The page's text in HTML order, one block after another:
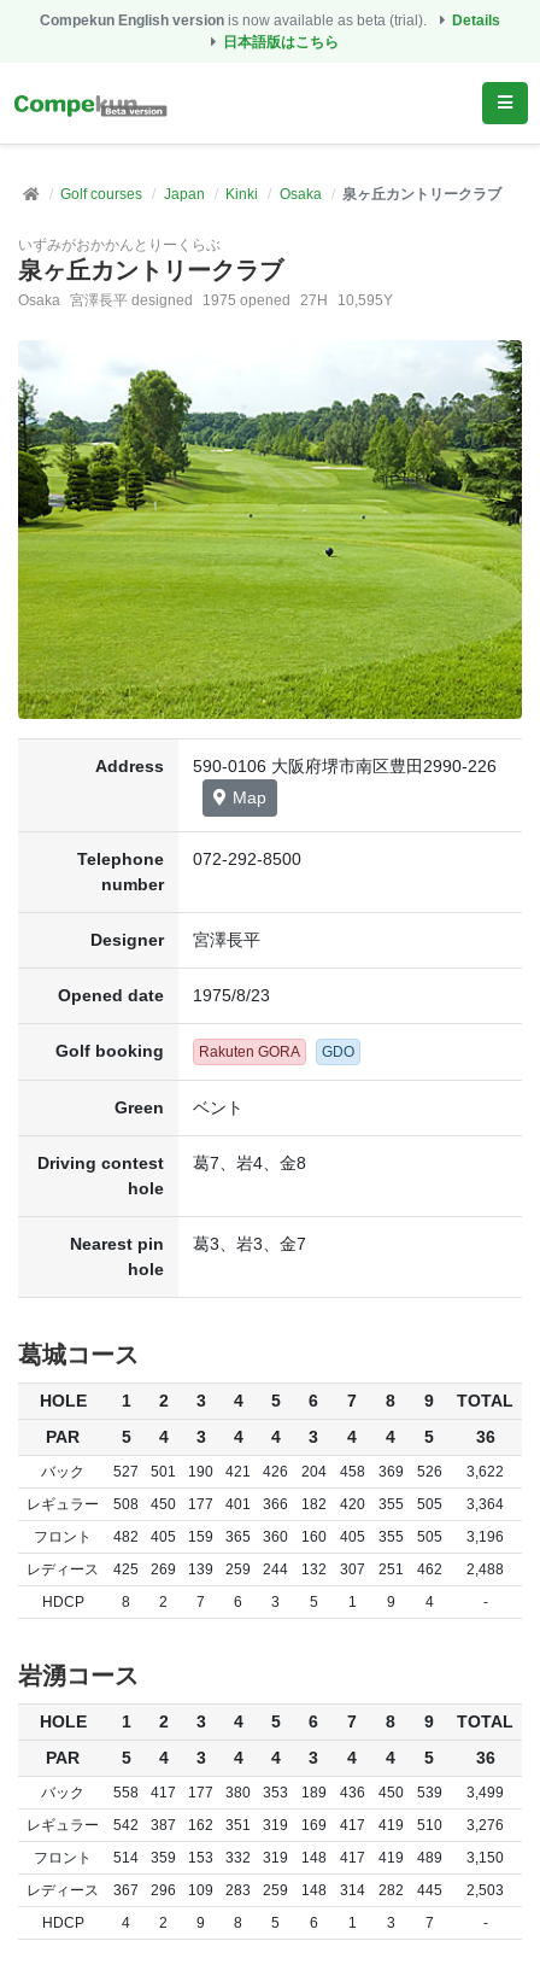
Compekun English version is now available as beta (trial).
Details
日本語版はこちら
Golf courses Japan Kinki Osaka 泉ヶ丘カントリークラブ
いずみがおかかんとりーくらぶ
泉ヶ丘カントリークラブ
Osaka 宮澤長平 designed 1975 opened 27H 10,595Y
Address
590-0106 大阪府堺市南区豊田2990-226
Map
Telephone
number
072-292-8500
Designer 宮澤長平
Opened date 1975/8/23
Golf booking Rakuten GORA GDO
Green ベント
Driving contest
hole
葛7、岩4、金8
Nearest pin
hole
葛3、岩3、金7
葛城コース
HOLE 1 2 3 4 5 6 7 8 9
TOTAL
PAR
5 4 3 4 4 3 4 4 5 36
バック 527 501 190 421 426 204 458 369 526
3,622
レギュラー
508 450 177 401 366 182 420 355 505
3,364
フロント
482 405 159 365 360 160 405 355 505
3,196
レディース
425 269 139 259 244 132 307 251 462
2,488
HDCP
8 2 7 6 3 5 1 9 4 -
岩湧コース
HOLE 1 2 3 4 5 6 7 8 9
TOTAL
PAR
5 4 3 4 4 3 4 4 5 36
バック 558 417 177 380 353 189 436 450 539
3,499
レギュラー
542 387 162 351 319 169 417 419 510
3,276
フロント
514 359 153 332 319 148 417 419 489
3,150
レディース
367 296 109 283 259 148 314 282 445
2,503
HDCP
4 2 9 8 5 6 1 3 7 -